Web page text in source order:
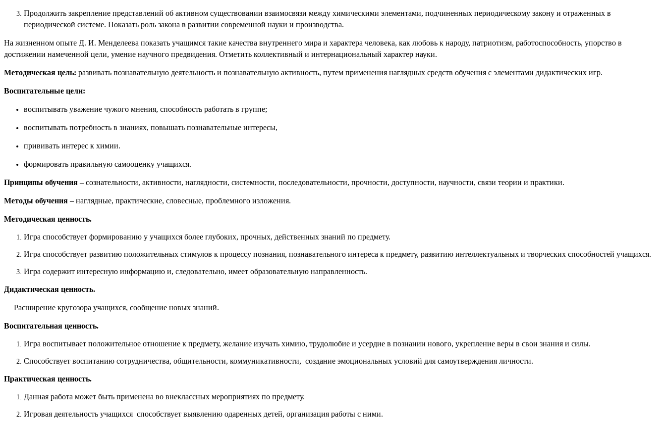
Продолжить закрепление представлений об активном существовании взаимосвязи между химическими элементами, подчиненных периодическому закону и отраженных в
периодической системе. Показать роль закона в развитии современной науки и производства.
На жизненном опыте Д. И. Менделеева показать учащимся такие качества внутреннего мира и характера человека, как любовь к народу, патриотизм, работоспособность, упорство в
достижении намеченной цели, умение научного предвидения. Отметить коллективный и интернациональный характер науки.
Методическая цель: развивать познавательную деятельность и познавательную активность, путем применения наглядных средств обучения с элементами дидактических игр.
Воспитательные цели:
воспитывать уважение чужого мнения, способность работать в группе;
воспитывать потребность в знаниях, повышать познавательные интересы,
прививать интерес к химии.
формировать правильную самооценку учащихся.
Принципы обучения – сознательности, активности, наглядности, системности, последовательности, прочности, доступности, научности, связи теории и практики.
Методы обучения – наглядные, практические, словесные, проблемного изложения.
Методическая ценность.
Игра способствует формированию у учащихся более глубоких, прочных, действенных знаний по предмету.
Игра способствует развитию положительных стимулов к процессу познания, познавательного интереса к предмету, развитию интеллектуальных и творческих способностей учащихся.
Игра содержит интересную информацию и, следовательно, имеет образовательную направленность.
Дидактическая ценность.
Расширение кругозора учащихся, сообщение новых знаний.
Воспитательная ценность.
Игра воспитывает положительное отношение к предмету, желание изучать химию, трудолюбие и усердие в познании нового, укрепление веры в свои знания и силы.
Способствует воспитанию сотрудничества, общительности, коммуникативности, создание эмоциональных условий для самоутверждения личности.
Практическая ценность.
Данная работа может быть применена во внеклассных мероприятиях по предмету.
Игровая деятельность учащихся способствует выявлению одаренных детей, организация работы с ними.